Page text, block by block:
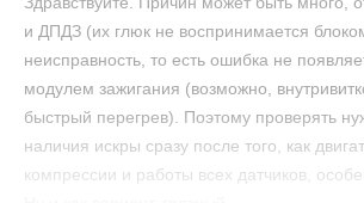
и ДПДЗ (их глюк не воспринимается
неисправность, то есть ошибка не
модулем зажигания (возможно,
быстрый перегрев). Поэтому проверять
наличия искры сразу после того, как
компрессии и работы всех датчиков,